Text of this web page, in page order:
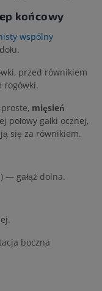
końcowy
wspólny
przed równikiem
rogówki.
mięsień
połowy gałki ocznej,
się za równikiem.
— gałąź dolna.
boczna